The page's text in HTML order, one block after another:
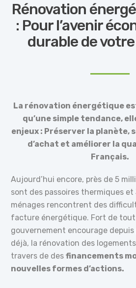
Rénovation
: Pour l’avenir
durable de
La rénovation énergétique
qu’une simple tendance,
enjeux : Préserver la planète,
d’achat et améliorer la
Français.
Aujourd’hui encore, près de 5
sont des passoires thermiques et
ménages rencontrent des
facture énergétique. Fort de tout
gouvernement encourage
déjà, la rénovation des
travers de desfinancements
nouvelles formes d’actions.